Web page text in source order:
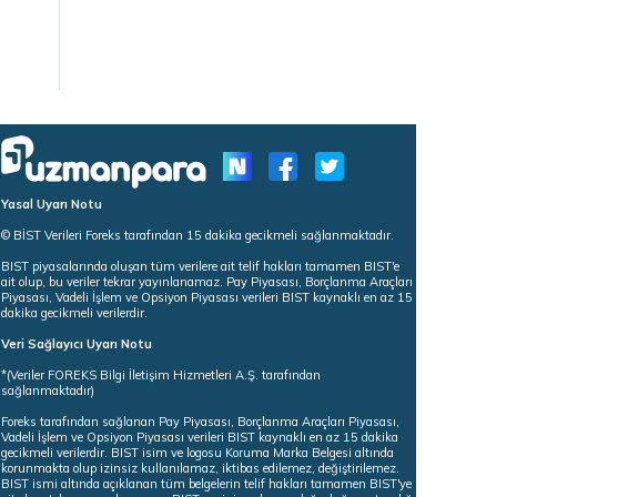
Yasal Uyarı Notu
© BİST Verileri Foreks tarafından 15 dakika gecikmeli sağlanmaktadır.
BIST piyasalarında oluşan tüm verilere ait telif hakları tamamen BIST'e
ait olup, bu veriler tekrar yayınlanamaz. Pay Piyasası, Borçlanma Araçları
Piyasası, Vadeli İşlem ve Opsiyon Piyasası verileri BIST kaynaklı en az 15
dakika gecikmeli verilerdir.
Veri Sağlayıcı Uyarı Notu
*(Veriler FOREKS Bilgi İletişim Hizmetleri A.Ş. tarafından
sağlanmaktadır)
Foreks tarafından sağlanan Pay Piyasası, Borçlanma Araçları Piyasası,
Vadeli İşlem ve Opsiyon Piyasası verileri BIST kaynaklı en az 15 dakika
gecikmeli verilerdir. BIST isim ve logosu Koruma Marka Belgesi altında
korunmakta olup izinsiz kullanılamaz, iktibas edilemez, değiştirilemez.
BIST ismi altında açıklanan tüm belgelerin telif hakları tamamen BIST'ye